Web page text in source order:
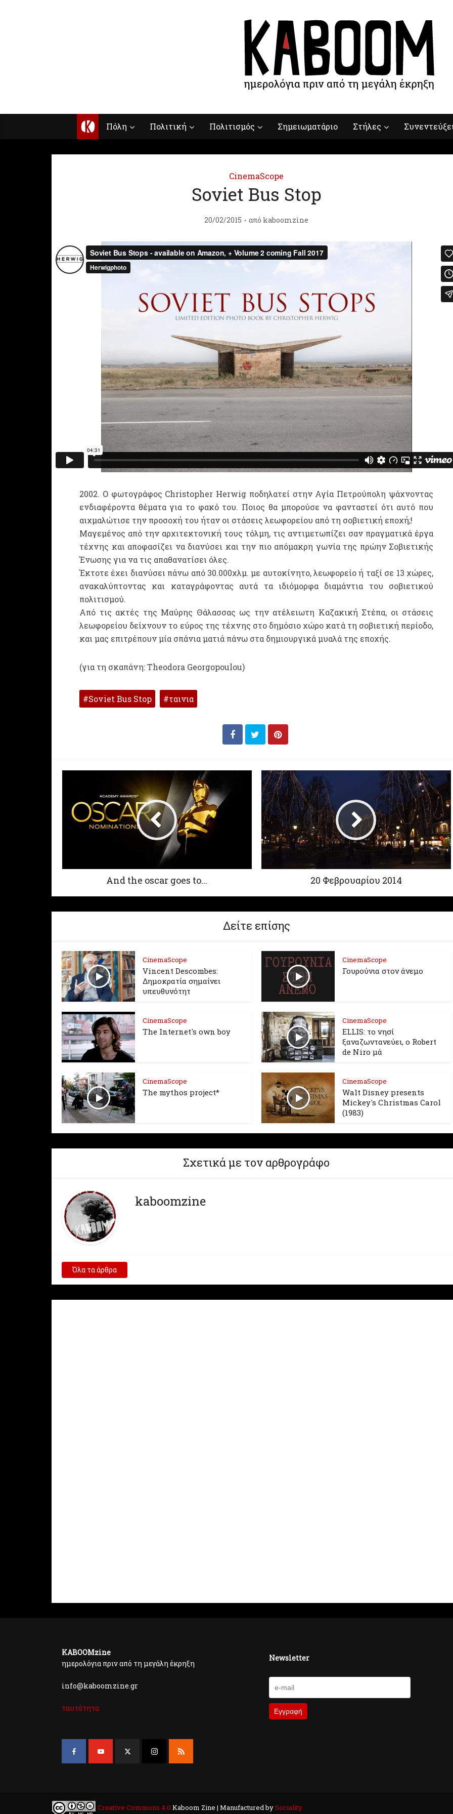
Κ Πόλη Πολιτική Πολιτισμός Σημειωματάριο Στήλες
CinemaScope
Soviet Bus Stop
20/02/2015 από kaboomzine
2002. Ο φωτογράφος Christopher Herwig ποδηλατεί στην Αγία Πετρούπολη ψάχνοντας
ενδιαφέροντα θέματα για το φακό του. Ποιος θα μπορούσε να φανταστεί ότι αυτό που
αιχμαλώτισε την προσοχή του ήταν οι στάσεις λεωφορείου από τη σοβιετική εποχή;!
Μαγεμένος από την αρχιτεκτονική τους τόλμη, τις αντιμετωπίζει σαν πραγματικά έργα
τέχνης και αποφασίζει να διανύσει και την πιο απόμακρη γωνία της πρώην Σοβιετικής
Ένωσης για να τις απαθανατίσει όλες.
Έκτοτε έχει διανύσει πάνω από 30.000χλμ. με αυτοκίνητο, λεωφορείο ή ταξί σε 13 χώρες,
ανακαλύπτοντας και καταγράφοντας αυτά τα ιδιόμορφα διαμάντια του σοβιετικού
πολιτισμού.
Από τις ακτές της Μαύρης Θάλασσας ως την ατέλειωτη Καζακική Στέπα, οι στάσεις
λεωφορείου δείχνουν το εύρος της τέχνης στο δημόσιο χώρο κατά τη σοβιετική περίοδο,
και μας επιτρέπουν μία σπάνια ματιά πάνω στα δημιουργικά μυαλά της εποχής.
(για τη σκαπάνη: Theodora Georgopoulou)
Soviet Bus Stop ταινια
And the oscar goes to... 20 Φεβρουαρίου 2014
Δείτε επίσης
CinemaScope
Vincent Descombes:
Δημοκρατία σημαίνει
υπευθυνότητ
CinemaScope
Γουρούνια στον άνεμο
CinemaScope
The Internet's own boy
CinemaScope
ELLIS: το νησί
ξαναζωντανεύει, o Robert
de Niro μά
CinemaScope
The mythos project*
CinemaScope
Walt Disney presents
Mickey's Christmas Carol
(1983)
Σχετικά με τον αρθρογράφο
kaboomzine
Όλα τα άρθρα
KABOOMzine
ημερολόγια πριν από τη μεγάλη έκρηξη
info@kaboomzine.gr
ταυτότητα
Newsletter
Creative Commons 4.0 Kaboom Zine | Manufactured bySociality